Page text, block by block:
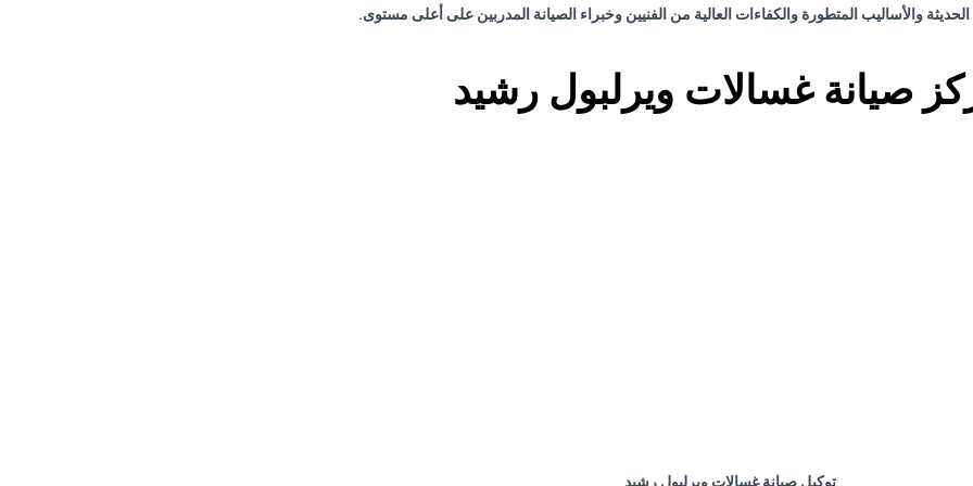
الحديثة والأساليب المتطورة والكفاءات العالية من الفنيين وخبراء الصيانة المدربين على أعلى مستوى.
صيانة غسالات ويرلبول رشيد
توكيل صيانة غسالات ويرلبول رشيد